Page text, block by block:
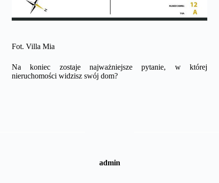
Fot. Villa Mia
Na koniec zostaje najważniejsze pytanie, w której
nieruchomości widzisz swój dom?
admin